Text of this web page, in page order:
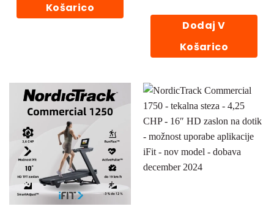
Košarico
Dodaj V
Košarico